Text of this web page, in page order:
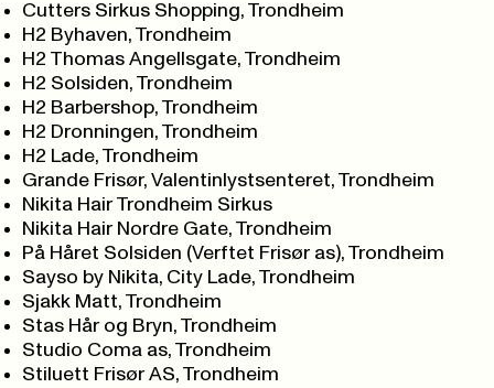
Cutters Sirkus Shopping, Trondheim
H2 Byhaven, Trondheim
H2 Thomas Angellsgate, Trondheim
H2 Solsiden, Trondheim
H2 Barbershop, Trondheim
H2 Dronningen, Trondheim
H2 Lade, Trondheim
Grande Frisør, Valentinlystsenteret, Trondheim
Nikita Hair Trondheim Sirkus
Nikita Hair Nordre Gate, Trondheim
På Håret Solsiden (Verftet Frisør as), Trondheim
Sayso by Nikita, City Lade, Trondheim
Sjakk Matt, Trondheim
Stas Hår og Bryn, Trondheim
Studio Coma as, Trondheim
Stiluett Frisør AS, Trondheim